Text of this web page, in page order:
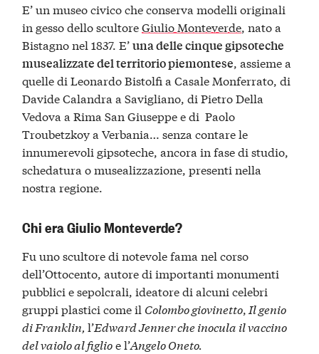
E’ un museo civico che conserva modelli originali
in gesso dello scultoreGiulio Monteverde, nato a
Bistagno nel 1837. E’una delle cinque gipsoteche
musealizzate del territorio piemontese, assieme a
quelle di Leonardo Bistolfi a Casale Monferrato, di
Davide Calandra a Savigliano, di Pietro Della
Vedova a Rima San Giuseppe e di Paolo
Troubetzkoy a Verbania… senza contare le
innumerevoli gipsoteche, ancora in fase di studio,
schedatura o musealizzazione, presenti nella
nostra regione.
Chi era Giulio Monteverde?
Fu uno scultore di notevole fama nel corso
dell’Ottocento, autore di importanti monumenti
pubblici e sepolcrali, ideatore di alcuni celebri
gruppi plastici come il Colombo giovinetto, Il genio
di Franklin,l’Edward Jenner che inocula il vaccino
del vaiolo al figlioe l’Angelo Oneto.